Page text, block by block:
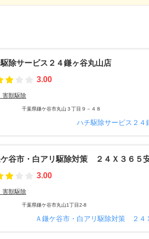
除サービス２４鎌ヶ谷丸山店
3.00
害獣駆除
千葉県鎌ケ谷市丸山３丁目９－４８
ハチ駆除サービス２４
谷市・白アリ駆除対策 ２４Ｘ３６５
3.00
害獣駆除
千葉県鎌ケ谷市丸山1丁目2-8
Ａ鎌ケ谷市・白アリ駆除対策 ２４